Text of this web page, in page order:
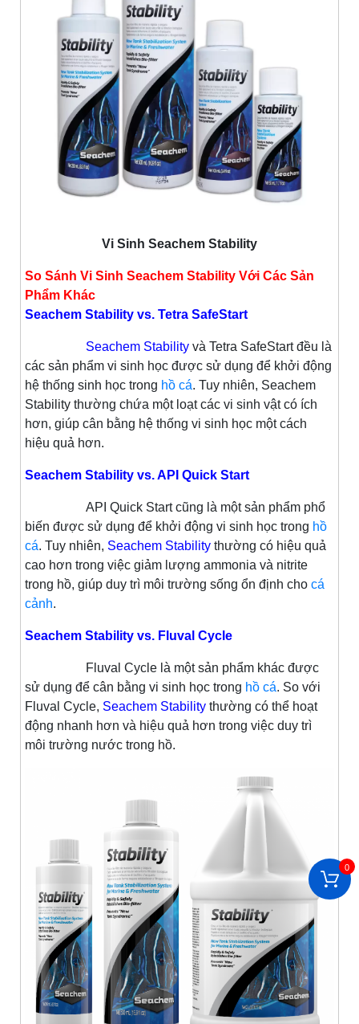
Vi Sinh Seachem Stability
So Sánh Vi Sinh Seachem Stability Với Các Sản
Phẩm Khác
Seachem Stability vs. Tetra SafeStart
Seachem Stability và Tetra SafeStart đều là
các sản phẩm vi sinh học được sử dụng để khởi động
hệ thống sinh học trong hồ cá. Tuy nhiên, Seachem
Stability thường chứa một loạt các vi sinh vật có ích
hơn, giúp cân bằng hệ thống vi sinh học một cách
hiệu quả hơn.
Seachem Stability vs. API Quick Start
API Quick Start cũng là một sản phẩm phổ
biến được sử dụng để khởi động vi sinh học trong hồ
cá. Tuy nhiên, Seachem Stability thường có hiệu quả
cao hơn trong việc giảm lượng ammonia và nitrite
trong hồ, giúp duy trì môi trường sống ổn định cho cá
cảnh.
Seachem Stability vs. Fluval Cycle
Fluval Cycle là một sản phẩm khác được
sử dụng để cân bằng vi sinh học trong hồ cá. So với
Fluval Cycle, Seachem Stability thường có thể hoạt
động nhanh hơn và hiệu quả hơn trong việc duy trì
môi trường nước trong hồ.
0